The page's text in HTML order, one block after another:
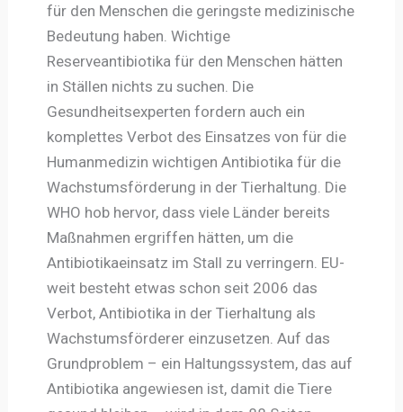
für den Menschen die geringste medizinische
Bedeutung haben. Wichtige
Reserveantibiotika für den Menschen hätten
in Ställen nichts zu suchen. Die
Gesundheitsexperten fordern auch ein
komplettes Verbot des Einsatzes von für die
Humanmedizin wichtigen Antibiotika für die
Wachstumsförderung in der Tierhaltung. Die
WHO hob hervor, dass viele Länder bereits
Maßnahmen ergriffen hätten, um die
Antibiotikaeinsatz im Stall zu verringern. EU-
weit besteht etwas schon seit 2006 das
Verbot, Antibiotika in der Tierhaltung als
Wachstumsförderer einzusetzen. Auf das
Grundproblem – ein Haltungssystem, das auf
Antibiotika angewiesen ist, damit die Tiere